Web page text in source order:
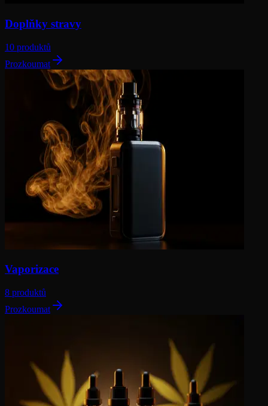
Doplňky stravy
10 produktů
Prozkoumat
Vaporizace
8 produktů
Prozkoumat